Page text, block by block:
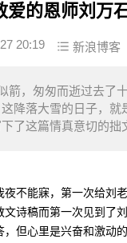
爱的恩师刘万
20:19 新浪博客
箭，匆匆而逝过去了
降落大雪的日子，
了这篇情真意切的拙
能寐，第一次给刘老
文诗稿而第一次见到了
，但心里是兴奋和激动